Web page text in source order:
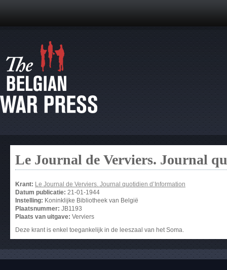
Le Journal de Verviers. Journal
Krant: Le Journal de Verviers. Journal quotidien d’Information
Datum publicatie: 21-01-1944
Instelling: Koninklijke Bibliotheek van België
Plaatsnummer: JB1193
Plaats van uitgave: Verviers
Deze krant is enkel toegankelijk in de leeszaal van het Soma.